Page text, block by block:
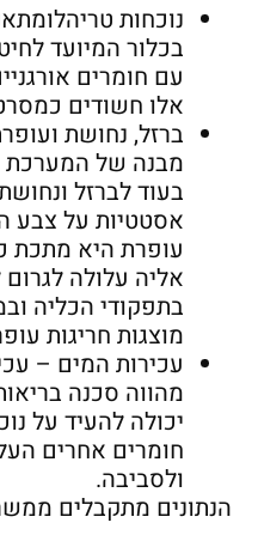
נוכחות
בכלור המיועד
עם חומרים
אלו חשודים
ברזל, נחושת
מבנה של המערכת
בעוד לברזל
אסטטיות על צבע
עופרת היא מתכת
אליה עלולה
בתפקודי הכליה
מוצגות חריגות
עכירות המים –
מהווה סכנה
יכולה להעיד על
חומרים אחרים
ולסביבה.
הנתונים מתקבלים